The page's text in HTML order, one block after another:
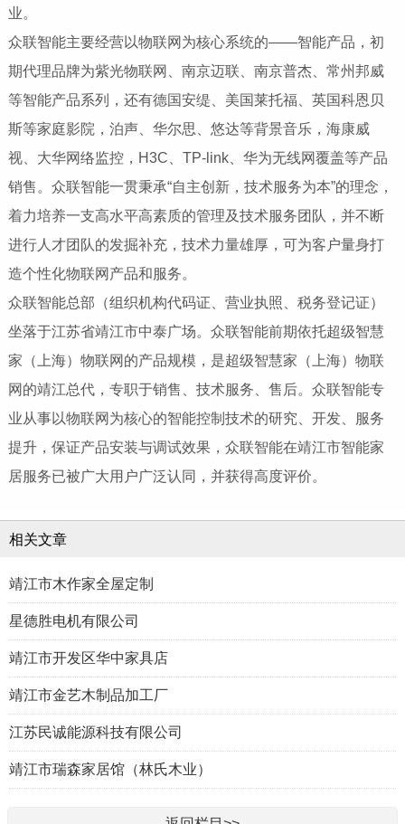
业。
众联智能主要经营以物联网为核心系统的——智能产品，初
期代理品牌为紫光物联网、南京迈联、南京普杰、常州邦威
等智能产品系列，还有德国安缇、美国莱托福、英国科恩贝
斯等家庭影院，泊声、华尔思、悠达等背景音乐，海康威
视、大华网络监控，H3C、TP-link、华为无线网覆盖等产品
销售。众联智能一贯秉承“自主创新，技术服务为本”的理念，
着力培养一支高水平高素质的管理及技术服务团队，并不断
进行人才团队的发掘补充，技术力量雄厚，可为客户量身打
造个性化物联网产品和服务。
众联智能总部（组织机构代码证、营业执照、税务登记证）
坐落于江苏省靖江市中泰广场。众联智能前期依托超级智慧
家（上海）物联网的产品规模，是超级智慧家（上海）物联
网的靖江总代，专职于销售、技术服务、售后。众联智能专
业从事以物联网为核心的智能控制技术的研究、开发、服务
提升，保证产品安装与调试效果，众联智能在靖江市智能家
居服务已被广大用户广泛认同，并获得高度评价。
相关文章
靖江市木作家全屋定制
星德胜电机有限公司
靖江市开发区华中家具店
靖江市金艺木制品加工厂
江苏民诚能源科技有限公司
靖江市瑞森家居馆（林氏木业）